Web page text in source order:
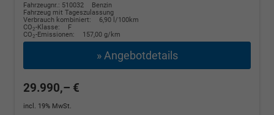
Fahrzeugnr.: 510032
Benzin
Fahrzeug mit Tageszulassung
Verbrauch kombiniert:
6,90 l/100km
CO2-Klasse:
F
CO2-Emissionen: 157,00 g/km
» Angebotdetails
29.990,– €
incl. 19% MwSt.